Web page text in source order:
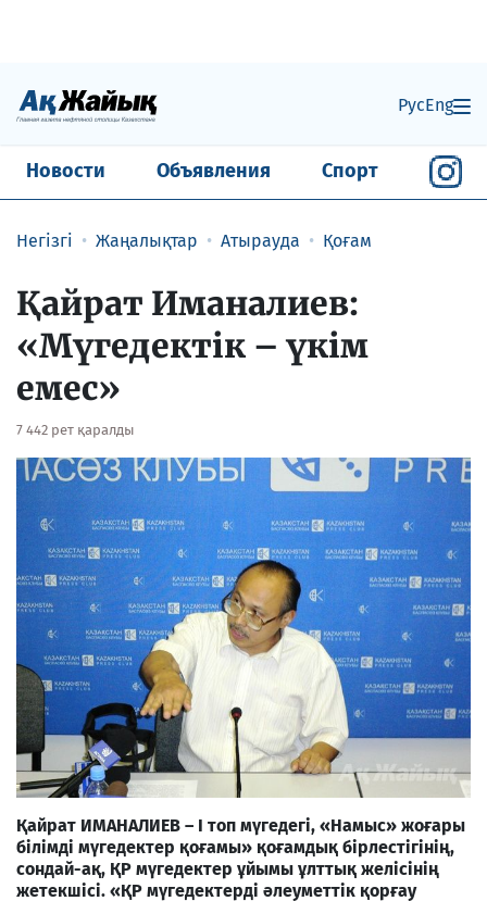
РусEng
Новости Объявления Спорт
Негізгі Жаңалықтар Атырауда Қоғам
Қайрат Иманалиев:
«Мүгедектік – үкім
емес»
7 442 рет қаралды
Қайрат ИМАНАЛИЕВ – І топ мүгедегі, «Намыс» жоғары
білімді мүгедектер қоғамы» қоғамдық бірлестігінің,
сондай-ақ, ҚР мүгедектер ұйымы ұлттық желісінің
жетекшісі. «ҚР мүгедектерді әлеуметтік қорғау